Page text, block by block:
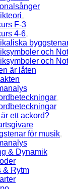
F-3
4-6
och
och
är låten
ett ackord?
för musik
& Dynamik
& Rytm